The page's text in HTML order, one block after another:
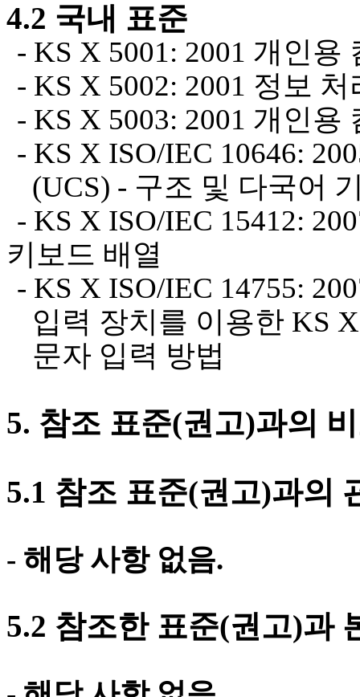
4.2 국내 표준
- KS X 5001: 2001 개인용
- KS X 5002: 2001 정보 처
- KS X 5003: 2001 개인용
- KS X ISO/IEC 10646:
(UCS) - 구조 및 다국어
- KS X ISO/IEC 15412:
키보드 배열
- KS X ISO/IEC 14755:
입력 장치를 이용한 KS
문자 입력 방법
5. 참조 표준(권고)과의
5.1 참조 표준(권고)과의
- 해당 사항 없음.
5.2 참조한 표준(권고)과